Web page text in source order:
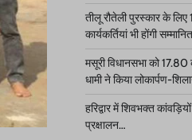
तीलू रौतेली पुरस्कार के
कार्यकर्तियां भी होंगी
मसूरी विधानसभा को
धामी ने किया लोकार्पण-
हरिद्वार में शिवभक्त
प्रक्षालन…